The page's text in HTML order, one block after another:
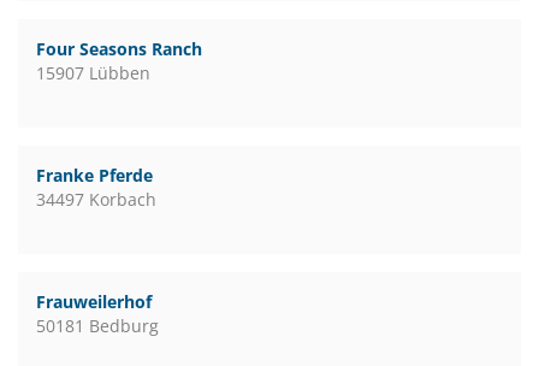
Four Seasons Ranch
15907 Lübben
Franke Pferde
34497 Korbach
Frauweilerhof
50181 Bedburg